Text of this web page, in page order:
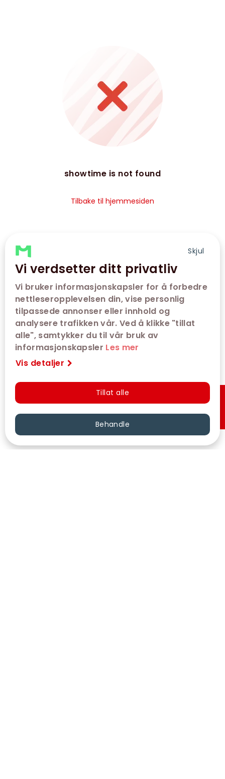
Skjul
Vi verdsetter ditt privatliv
Vi bruker informasjonskapsler for å forbedre
nettleseropplevelsen din, vise personlig
tilpassede annonser eller innhold og
analysere trafikken vår. Ved å klikke "tillat
alle", samtykker du til vår bruk av
informasjonskapsler Les mer
Vis detaljer
Tillat alle
Behandle
showtime is not found
Tilbake til hjemmesiden
Hurtigkjøp